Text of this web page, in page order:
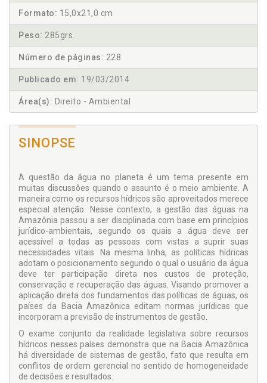
Formato: 15,0x21,0 cm
Peso: 285grs.
Número de páginas: 228
Publicado em: 19/03/2014
Área(s): Direito - Ambiental
SINOPSE
A questão da água no planeta é um tema presente em
muitas discussões quando o assunto é o meio ambiente. A
maneira como os recursos hídricos são aproveitados merece
especial atenção. Nesse contexto, a gestão das águas na
Amazônia passou a ser disciplinada com base em princípios
jurídico-ambientais, segundo os quais a água deve ser
acessível a todas as pessoas com vistas a suprir suas
necessidades vitais. Na mesma linha, as políticas hídricas
adotam o posicionamento segundo o qual o usuário da água
deve ter participação direta nos custos de proteção,
conservação e recuperação das águas. Visando promover a
aplicação direta dos fundamentos das políticas de águas, os
países da Bacia Amazônica editam normas jurídicas que
incorporam a previsão de instrumentos de gestão.
O exame conjunto da realidade legislativa sobre recursos
hídricos nesses países demonstra que na Bacia Amazônica
há diversidade de sistemas de gestão, fato que resulta em
conflitos de ordem gerencial no sentido de homogeneidade
de decisões e resultados.